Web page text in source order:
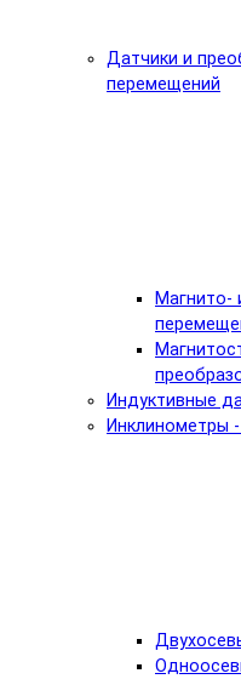
Датчики и
перемещений
Магнито-
Индуктивные
Инклинометры